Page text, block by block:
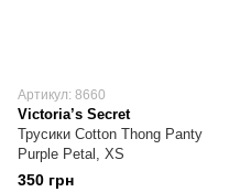
Артикул: 8660
Victoria’s Secret
Трусики Cotton Thong Panty
Purple Petal, XS
350 грн